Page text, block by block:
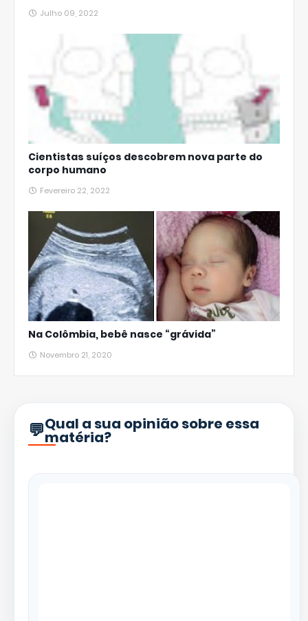
Julho 09, 2022
Cientistas suíços descobrem nova parte do
corpo humano
Fevereiro 22, 2022
Na Colômbia, bebê nasce “grávida”
Novembro 21, 2020
Qual a sua opinião sobre essa
matéria?